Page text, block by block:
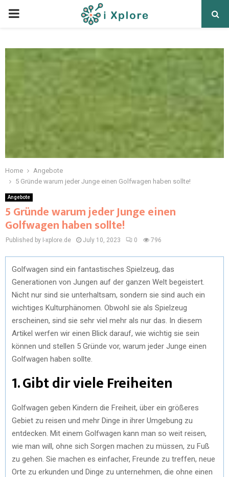
Home
Angebote
5 Gründe warum jeder Junge einen Golfwagen haben sollte!
Angebote
5 Gründe warum jeder Junge einen
Golfwagen haben sollte!
Published by I-xplore.de July 10, 2023 0 796
Golfwagen sind ein fantastisches Spielzeug, das
Generationen von Jungen auf der ganzen Welt begeistert.
Nicht nur sind sie unterhaltsam, sondern sie sind auch ein
wichtiges Kulturphänomen. Obwohl sie als Spielzeug
erscheinen, sind sie sehr viel mehr als nur das. In diesem
Artikel werfen wir einen Blick darauf, wie wichtig sie sein
können und stellen 5 Gründe vor, warum jeder Junge einen
Golfwagen haben sollte.
1. Gibt dir viele Freiheiten
Golfwagen geben Kindern die Freiheit, über ein größeres
Gebiet zu reisen und mehr Dinge in ihrer Umgebung zu
entdecken. Mit einem Golfwagen kann man so weit reisen,
wie man will, ohne sich Sorgen machen zu müssen, zu Fuß
zu gehen. Sie machen es einfacher, Freunde zu treffen, neue
Orte zu erkunden und Dinge zu unternehmen, die ohne einen